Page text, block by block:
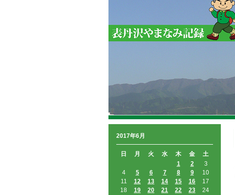
2017年6月
日 月 火 水 木 金
土
1
2
3
4
5 6 7 8 9
10
11
12 13 14 15 16
17
18
19 20 21 22 23
24